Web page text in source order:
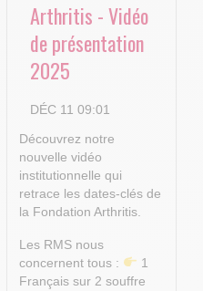
Arthritis - Vidéo
de présentation
2025
DÉC 11 09:01
Découvrez notre
nouvelle vidéo
institutionnelle qui
retrace les dates-clés de
la Fondation Arthritis.
Les RMS nous
concernent tous :
1
Français sur 2 souffre